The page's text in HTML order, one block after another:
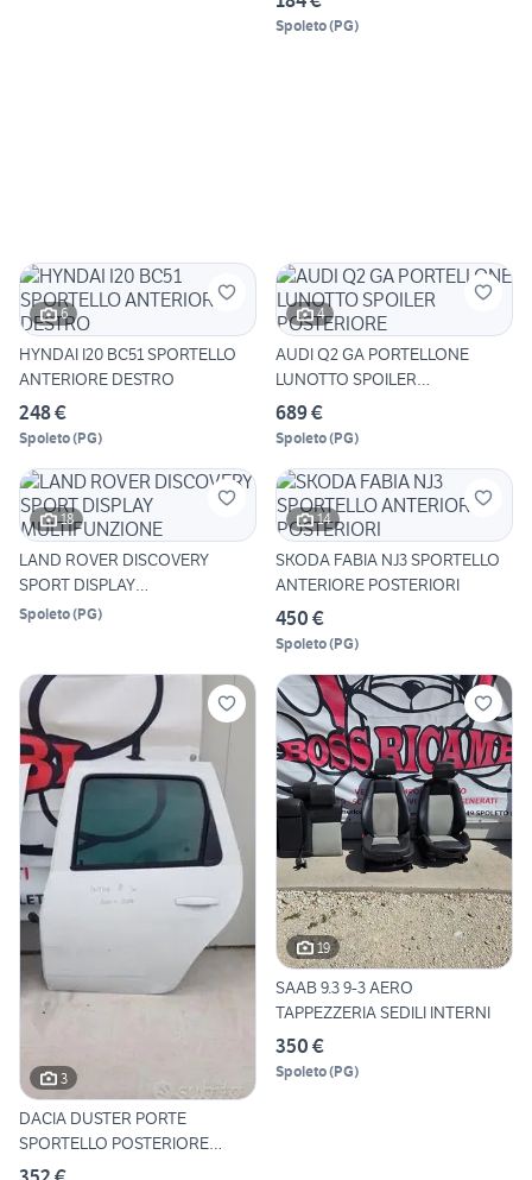
Spoleto(PG)
6
HYNDAI I20 BC51 SPORTELLO
ANTERIORE DESTRO
248 €
Spoleto(PG)
4
AUDI Q2 GA PORTELLONE
LUNOTTO SPOILER
POSTERIORE
689 €
Spoleto(PG)
18
LAND ROVER DISCOVERY
SPORT DISPLAY
MULTIFUNZIONE
Spoleto(PG)
14
SKODA FABIA NJ3 SPORTELLO
ANTERIORE POSTERIORI
450 €
Spoleto(PG)
3
DACIA DUSTER PORTE
SPORTELLO POSTERIORE
SINISTRO
19
SAAB 9.3 9-3 AERO
TAPPEZZERIA SEDILI INTERNI
350 €
Spoleto(PG)